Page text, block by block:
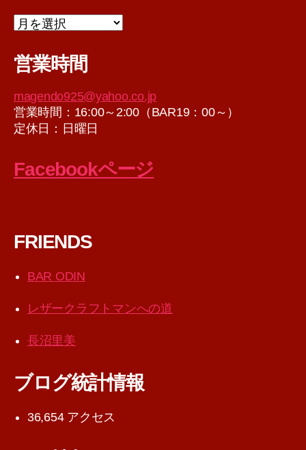
ア
ー
イ
営業時間
magendo925@yahoo.co.jp
営業時間：16:00～2:00（BAR19：00～）
定休日：日曜日
Facebookページ
FRIENDS
BAR ODIN
レザークラフトマンへの道
長沼里美
ブログ統計情報
36,654 アクセス